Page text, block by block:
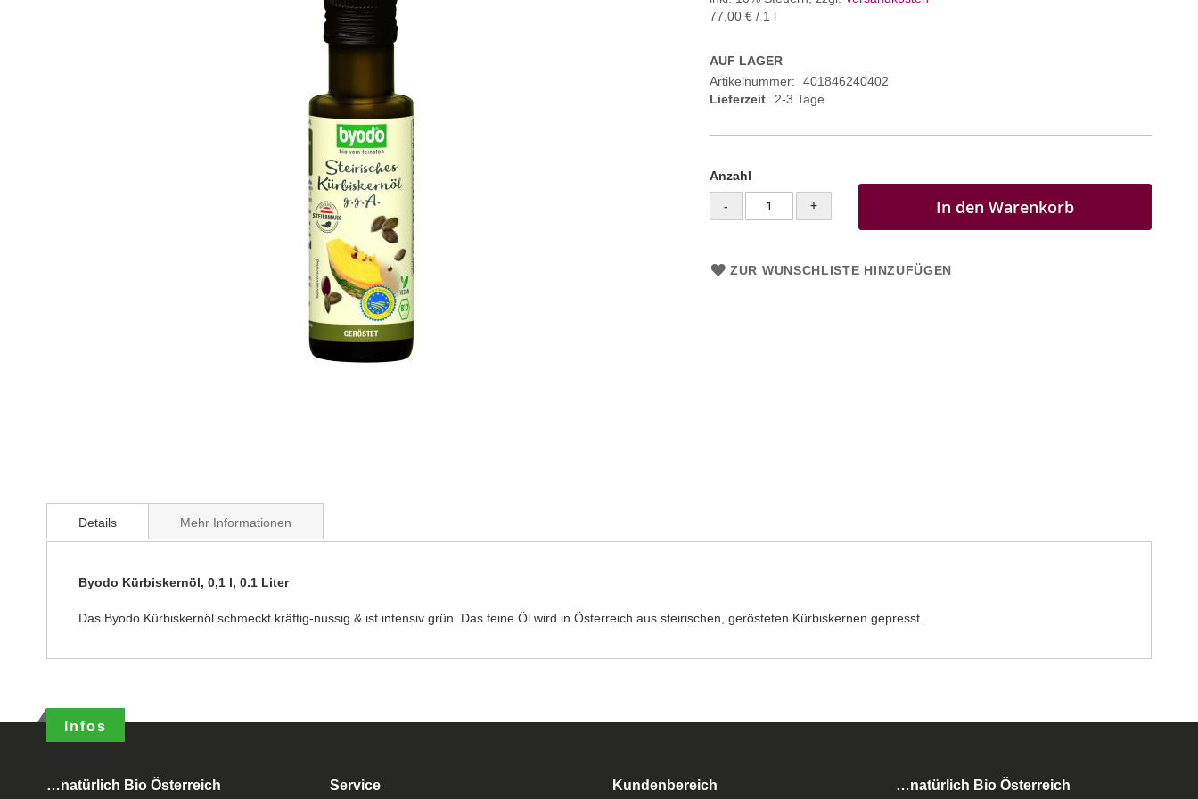
77,00 € / 1 l
AUF LAGER
Artikelnummer
401846240402
Lieferzeit
2-3 Tage
Anzahl
- + In den Warenkorb
ZUR WUNSCHLISTE HINZUFÜGEN
Details
Byodo Kürbiskernöl, 0,1 l, 0.1 Liter
Das Byodo Kürbiskernöl schmeckt kräftig-nussig & ist intensiv grün. Das feine Öl wird in Österreich aus steirischen, gerösteten Kürbiskernen gepresst.
Mehr Informationen
Infos
…natürlich Bio Österreich Service Kundenbereich …natürlich Bio Österreich